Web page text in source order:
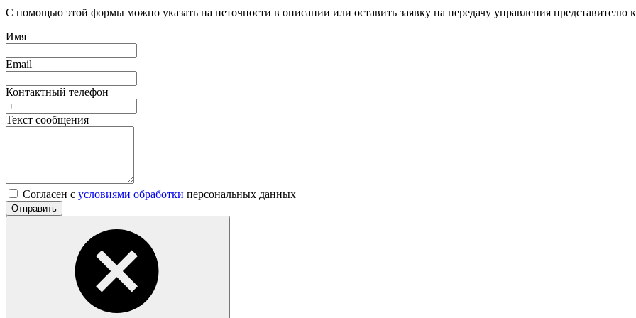
С помощью этой формы можно указать на неточности в описании или оставить заявку на передачу управления представителю
Имя
Email
Контактный телефон
Текст сообщения
Согласен с условиями обработки персональных данных
Отправить